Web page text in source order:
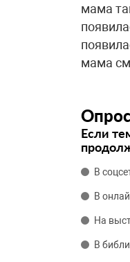
мама
мама
Если
В
В
На
В